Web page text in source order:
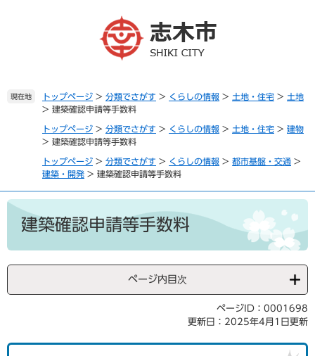
現在地 トップページ > 分類でさがす > くらしの情報 > 土地・住宅 > 土地
> 建築確認申請等手数料
トップページ > 分類でさがす > くらしの情報 > 土地・住宅 > 建物
> 建築確認申請等手数料
トップページ > 分類でさがす > くらしの情報 > 都市基盤・交通 >
建築・開発 > 建築確認申請等手数料
本
建築確認申請等手数料
ページ内目次
ページID：0001698
更新日：2025年4月1日更新